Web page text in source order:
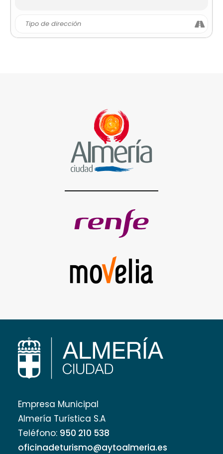
Empresa Municipal
Almería Turística S.A
Teléfono: 950 210 538
oficinadeturismo@aytoalmeria.es